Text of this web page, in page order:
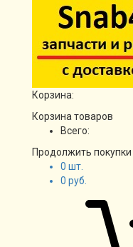
Корзина:
Корзина товаров
Всего:
Продолжить покупки
0 шт.
0 руб.